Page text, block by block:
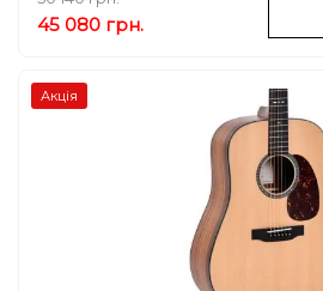
45 080 грн.
Акція